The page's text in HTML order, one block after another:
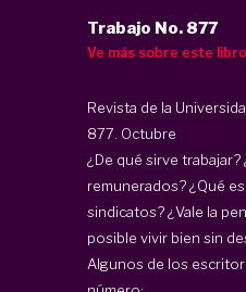
Trabajo No. 877
Ve más sobre este libro
Revista de la
877. Octubre
¿De qué sirve
remunerados? ¿Qué
sindicatos? ¿Vale la
posible vivir bien sin
Algunos de los